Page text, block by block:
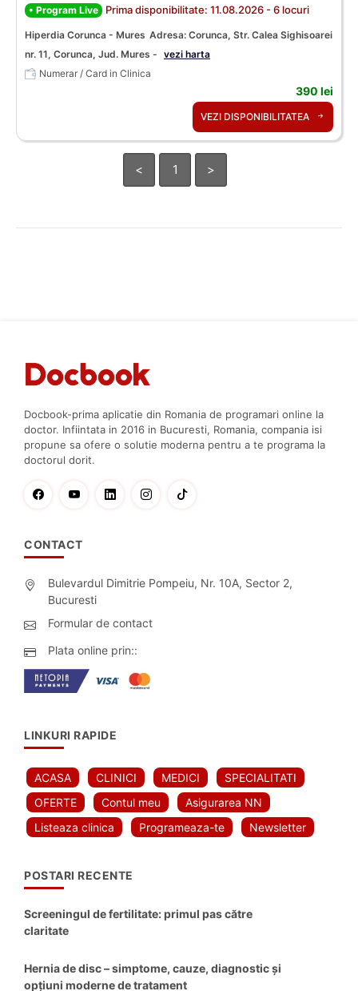
• Program Live Prima disponibilitate: 11.08.2026 - 6 locuri
Hiperdia Corunca - Mures Adresa: Corunca, Str. Calea Sighisoarei
nr. 11, Corunca, Jud. Mures - vezi harta
Numerar / Card in Clinica
390 lei
VEZI DISPONIBILITATEA
< 1 >
Docbook-prima aplicatie din Romania de programari online la
doctor. Infiintata in 2016 in Bucuresti, Romania, compania isi
propune sa ofere o solutie moderna pentru a te programa la
doctorul dorit.
CONTACT
Bulevardul Dimitrie Pompeiu, Nr. 10A, Sector 2,
Bucuresti
Formular de contact
Plata online prin::
LINKURI RAPIDE
ACASA CLINICI MEDICI
SPECIALITATI
OFERTE
Contul meu
Asigurarea NN
Listeaza clinica
Programeaza-te Newsletter
POSTARI RECENTE
Screeningul de fertilitate: primul pas către
claritate
Hernia de disc – simptome, cauze, diagnostic și
opțiuni moderne de tratament